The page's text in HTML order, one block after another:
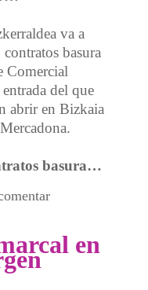
va a
basura
Comercial
del que
abrir en Bizkaia
basura…
Barakaldo contra la
en